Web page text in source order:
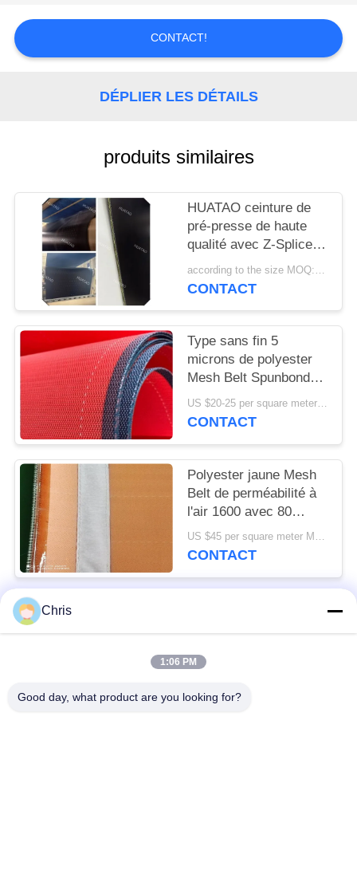
DEMANDEZ
DU
SITE
PRIVACY
POLICY
CONTACT!
DÉPLIER LES DÉTAILS
produits similaires
HUATAO ceinture de
pré-presse de haute
qualité avec Z-Splice
pour les presses
continues.
according to the size MOQ:12 pièces
CONTACT
Type sans fin 5
microns de polyester
Mesh Belt Spunbond
Nonwoven Formation
US $20-25 per square meter MOQ:50 mètres carrés
CONTACT
Polyester jaune Mesh
Belt de perméabilité à
l'air 1600 avec 80
microns
US $45 per square meter MOQ:100m2
CONTACT
Catégories populaires
Chris
1:06 PM
Good day, what product are you looking for?